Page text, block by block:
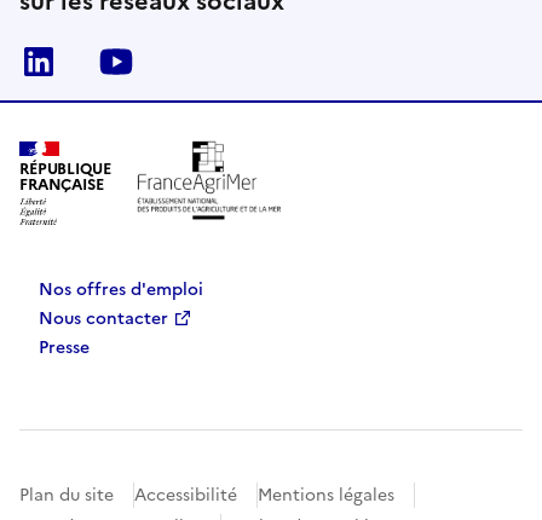
Linkedin
RÉPUBLIQUE
FRANÇAISE
Nos offres d'emploi
Nous contacter
Presse
Plan du site Accessibilité
Mentions légales